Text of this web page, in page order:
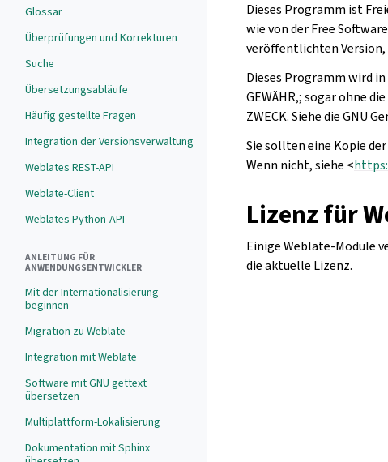
Glossar
Überprüfungen und Korrekturen
Suche
Übersetzungsabläufe
Häufig gestellte Fragen
Integration der Versionsverwaltung
Weblates REST-API
Weblate-Client
Weblates Python-API
ANLEITUNG FÜR
ANWENDUNGSENTWICKLER
Mit der Internationalisierung
beginnen
Migration zu Weblate
Integration mit Weblate
Software mit GNU gettext
übersetzen
Multiplattform-Lokalisierung
Dokumentation mit Sphinx
Dieses Programm ist
wie von der Free
veröffentlichten
Dieses Programm wird
GEWÄHR,; sogar ohne
ZWECK. Siehe die GNU
Sie sollten eine Kopie
Wenn nicht, siehe <
Lizenz für
Einige Weblate-Module
die aktuelle Lizenz.